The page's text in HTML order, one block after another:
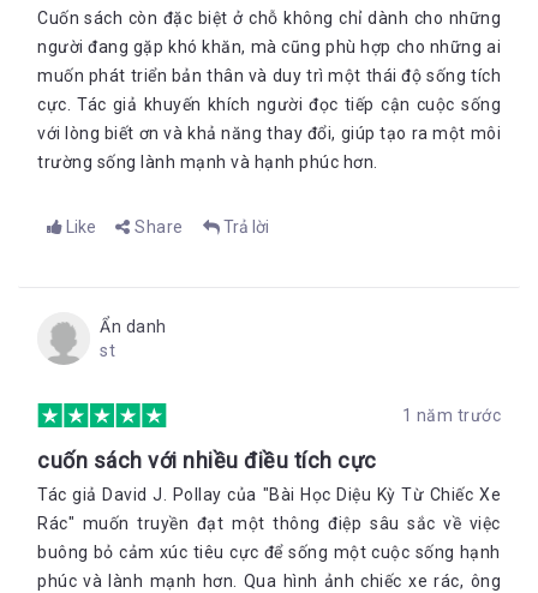
Cuốn sách còn đặc biệt ở chỗ không chỉ dành cho những
người đang gặp khó khăn, mà cũng phù hợp cho những ai
muốn phát triển bản thân và duy trì một thái độ sống tích
cực. Tác giả khuyến khích người đọc tiếp cận cuộc sống
với lòng biết ơn và khả năng thay đổi, giúp tạo ra một môi
trường sống lành mạnh và hạnh phúc hơn.
Like Share Trả lời
Ẩn danh
st
1 năm trước
cuốn sách với nhiều điều tích cực
Tác giả David J. Pollay của "Bài Học Diệu Kỳ Từ Chiếc Xe
Rác" muốn truyền đạt một thông điệp sâu sắc về việc
buông bỏ cảm xúc tiêu cực để sống một cuộc sống hạnh
phúc và lành mạnh hơn. Qua hình ảnh chiếc xe rác, ông